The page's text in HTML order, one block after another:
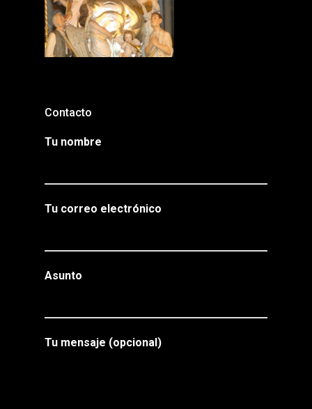
Contacto
Tu nombre
Tu correo electrónico
Asunto
Tu mensaje (opcional)